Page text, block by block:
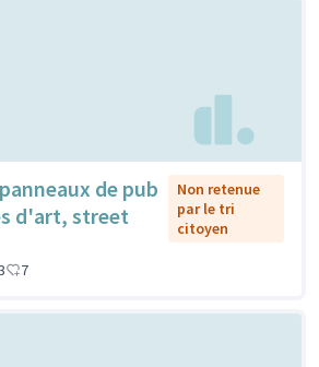
de pub
d'art, street
Non retenue
par le tri
citoyen
7